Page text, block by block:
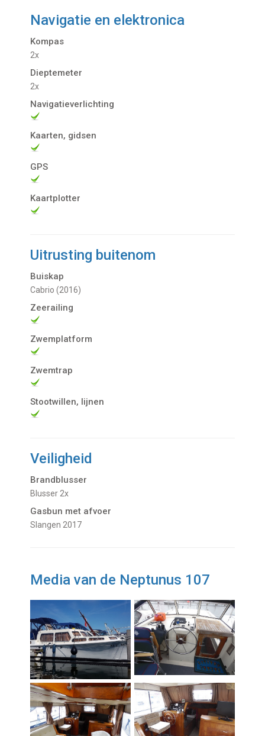
Navigatie en elektronica
Kompas
2x
Dieptemeter
2x
Navigatieverlichting
Kaarten, gidsen
GPS
Kaartplotter
Uitrusting buitenom
Buiskap
Cabrio (2016)
Zeerailing
Zwemplatform
Zwemtrap
Stootwillen, lijnen
Veiligheid
Brandblusser
Blusser 2x
Gasbun met afvoer
slangen 2017
Media van de Neptunus 107